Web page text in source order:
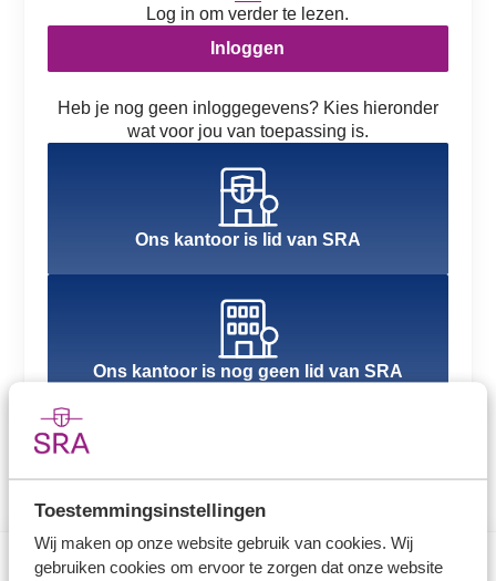
Toestemmingsinstellingen
Wij maken op onze website gebruik van cookies. Wij
gebruiken cookies om ervoor te zorgen dat onze website
Log in om verder te lezen.
Inloggen
Heb je nog geen inloggegevens? Kies hieronder
wat voor jou van toepassing is.
Ons kantoor is lid van SRA
Ons kantoor is nog geen lid van SRA